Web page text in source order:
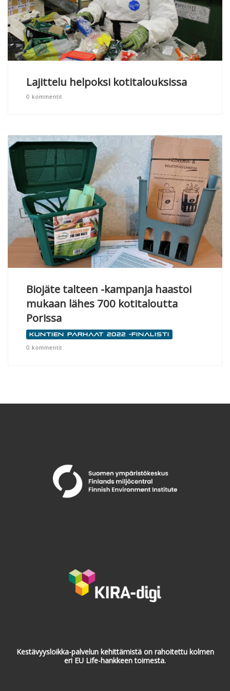
Lajittelu helpoksi kotitalouksissa
0 kommentit
Biojäte talteen -kampanja haastoi
mukaan lähes 700 kotitaloutta
Porissa
Kuntien parhaat 2022 -finalisti
0 kommentit
Kestävyysloikka-palvelun kehittämistä on rahoitettu kolmen
eri EU Life-hankkeen toimesta.